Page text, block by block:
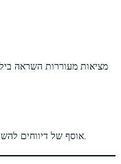
מציאות מעוררות השראה